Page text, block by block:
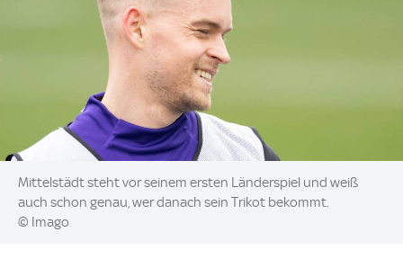
Image:
Mittelstädt steht vor seinem ersten Länderspiel und weiß
auch schon genau, wer danach sein Trikot bekommt.
© Imago